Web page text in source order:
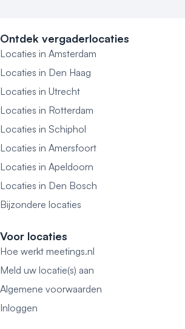
Ontdek vergaderlocaties
Locaties in Amsterdam
Locaties in Den Haag
Locaties in Utrecht
Locaties in Rotterdam
Locaties in Schiphol
Locaties in Amersfoort
Locaties in Apeldoorn
Locaties in Den Bosch
Bijzondere locaties
Voor locaties
Hoe werkt meetings.nl
Meld uw locatie(s) aan
Algemene voorwaarden
Inloggen